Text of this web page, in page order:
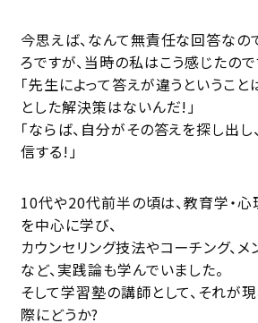
今思えば、なんて無責任な回答なの
ろですが、当時の私はこう感じたので
「先生によって答えが違うということ
とした解決策はないんだ!」
「ならば、自分がその答えを探し出
信する!」
10代や20代前半の頃は、教育学‧
を中心に学び、
カウンセリング技法やコーチング、
など、実践論も学んでいました。
そして学習塾の講師として、それが
際にどうか?